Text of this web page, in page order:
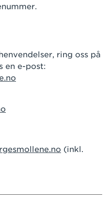
ring oss på
en e-post:
(inkl.